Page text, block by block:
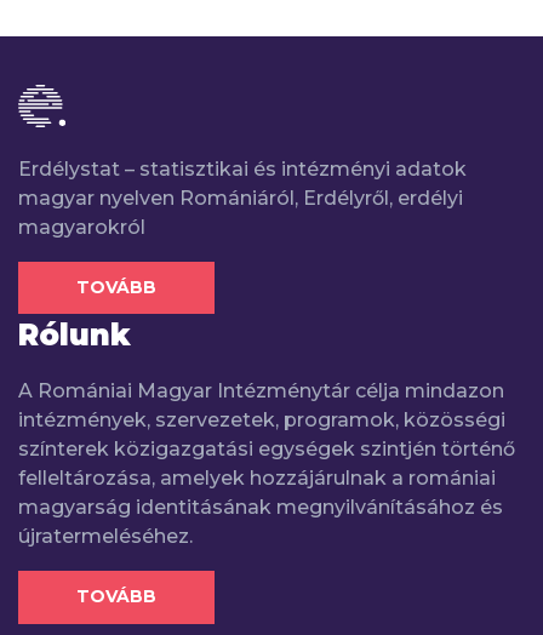
Erdélystat – statisztikai és intézményi adatok
magyar nyelven Romániáról, Erdélyről, erdélyi
magyarokról
TOVÁBB
Rólunk
A Romániai Magyar Intézménytár célja mindazon
intézmények, szervezetek, programok, közösségi
színterek közigazgatási egységek szintjén történő
felleltározása, amelyek hozzájárulnak a romániai
magyarság identitásának megnyilvánításához és
újratermeléséhez.
TOVÁBB